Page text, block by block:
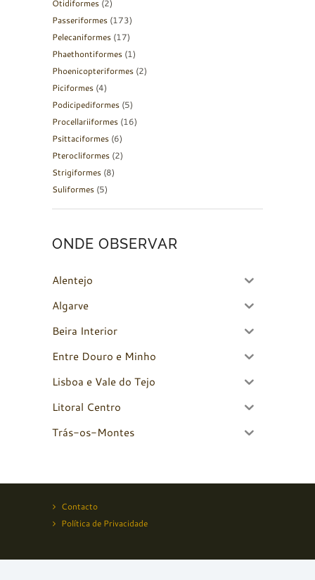
Otidiformes (2)
Passeriformes (173)
Pelecaniformes (17)
Phaethontiformes (1)
Phoenicopteriformes (2)
Piciformes (4)
Podicipediformes (5)
Procellariiformes (16)
Psittaciformes (6)
Pterocliformes (2)
Strigiformes (8)
Suliformes (5)
ONDE OBSERVAR
Alentejo
Algarve
Beira Interior
Entre Douro e Minho
Lisboa e Vale do Tejo
Litoral Centro
Trás-os-Montes
Contacto
Política de Privacidade